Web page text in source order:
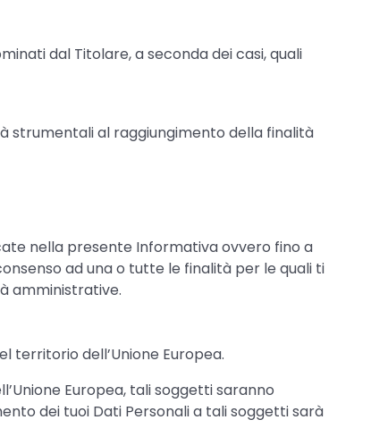
dal Titolare, a seconda dei casi, quali
strumentali al raggiungimento della finalità
nella presente Informativa ovvero fino a
ad una o tutte le finalità per le quali ti
amministrative.
dell’Unione Europea.
Europea, tali soggetti saranno
dei tuoi Dati Personali a tali soggetti sarà